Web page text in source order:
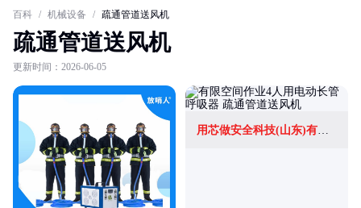
百科 / 机械设备 / 疏通管道送风机
疏通管道送风机
更新时间：2026-06-05
用芯做安全科技(山东)有限公司